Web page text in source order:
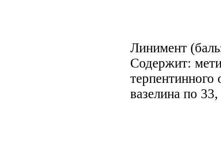
Линимент
Содержит:
вазелина по 33,